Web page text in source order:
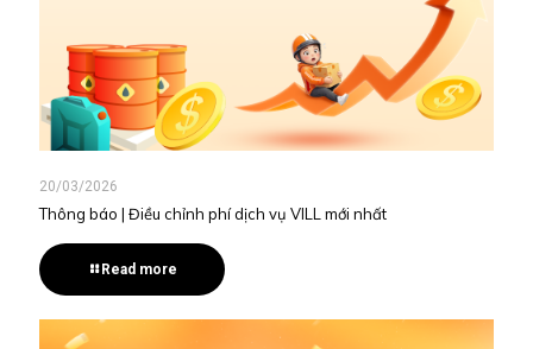
20/03/2026
Thông báo | Điều chỉnh phí dịch vụ VILL mới nhất
Read more